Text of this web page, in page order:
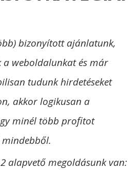
bizonyított ajánlatunk,
weboldalunkat és már
tudunk hirdetéseket
akkor logikusan a
minél több profitot
mindebből.
alapvető megoldásunk van: